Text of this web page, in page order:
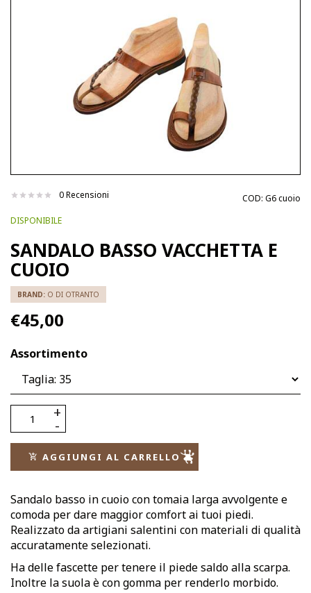
0 Recensioni COD: G6 cuoio
DISPONIBILE
SANDALO BASSO VACCHETTA E
CUOIO
BRAND: O DI OTRANTO
€45,00
Assortimento
AGGIUNGI AL CARRELLO
Sandalo basso in cuoio con tomaia larga avvolgente e
comoda per dare maggior comfort ai tuoi piedi.
Realizzato da artigiani salentini con materiali di qualità
accuratamente selezionati.
Ha delle fascette per tenere il piede saldo alla scarpa.
Inoltre la suola è con gomma per renderlo morbido.